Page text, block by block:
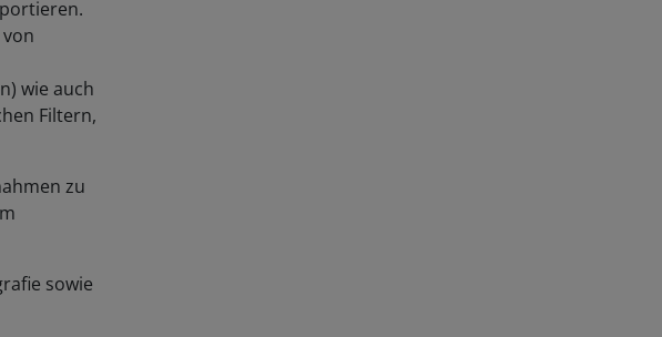
wie auch
Filtern,
zu
sowie